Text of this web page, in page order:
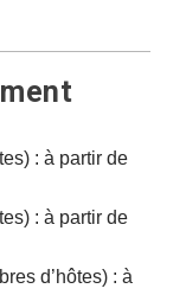
: à partir de
: à partir de
d’hôtes) : à